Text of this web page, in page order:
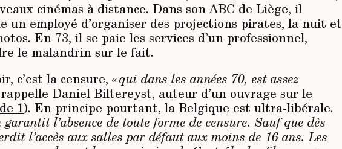
cinémas à distance. Dans son ABC de Liège, il
un employé d’organiser des projections pirates, la nuit et
En 73, il se paie les services d’un professionnel,
le malandrin sur le fait.
c’est la censure, « qui dans les années 70, est assez
Daniel Biltereyst, auteur d’un ouvrage sur le
1). En principe pourtant, la Belgique est ultra-libérale.
l’absence de toute forme de censure. Sauf que dès
l’accès aux salles par défaut aux moins de 16 ans. Les